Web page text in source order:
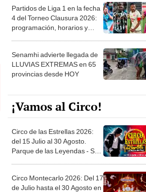
Partidos de Liga 1 en la fecha
4 del Torneo Clausura 2026:
programación, horarios y
Senamhi advierte llegada de
LLUVIAS EXTREMAS en 65
provincias desde HOY
¡Vamos al Circo!
Circo de las Estrellas 2026:
del 15 Julio al 30 Agosto.
Parque de las Leyendas - San
Circo Montecarlo 2026: Del 17
de Julio hasta el 30 Agosto en